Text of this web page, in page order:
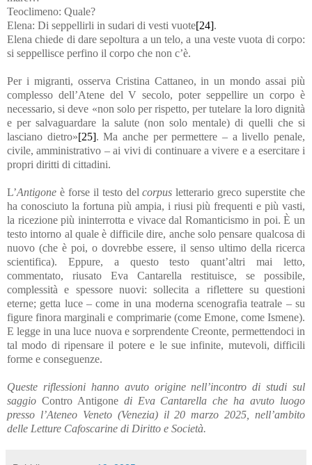
Teoclimeno: Quale?
Elena: Di seppellirli in sudari di vesti vuote[24].
Elena chiede di dare sepoltura a un telo, a una veste vuota di corpo:
si seppellisce perfino il corpo che non c’è.
Per i migranti, osserva Cristina Cattaneo, in un mondo assai più
complesso dell’Atene del V secolo, poter seppellire un corpo è
necessario, si deve «non solo per rispetto, per tutelare la loro dignità
e per salvaguardare la salute (non solo mentale) di quelli che si
lasciano dietro»[25]. Ma anche per permettere – a livello penale,
civile, amministrativo – ai vivi di continuare a vivere e a esercitare i
propri diritti di cittadini.
L’Antigone è forse il testo delcorpus letterario greco superstite che
ha conosciuto la fortuna più ampia, i riusi più frequenti e più vasti,
la ricezione più ininterrotta e vivace dal Romanticismo in poi. È un
testo intorno al quale è difficile dire, anche solo pensare qualcosa di
nuovo (che è poi, o dovrebbe essere, il senso ultimo della ricerca
scientifica). Eppure, a questo testo quant’altri mai letto,
commentato, riusato Eva Cantarella restituisce, se possibile,
complessità e spessore nuovi: sollecita a riflettere su questioni
eterne; getta luce – come in una moderna scenografia teatrale – su
figure finora marginali e comprimarie (come Emone, come Ismene).
E legge in una luce nuova e sorprendente Creonte, permettendoci in
tal modo di ripensare il potere e le sue infinite, mutevoli, difficili
forme e conseguenze.
Queste riflessioni hanno avuto origine nell’incontro di studi sul
saggio Contro Antigonedi Eva Cantarella che ha avuto luogo
presso l’Ateneo Veneto (Venezia) il 20 marzo 2025, nell’ambito
delle Letture Cafoscarine di Diritto e Società.